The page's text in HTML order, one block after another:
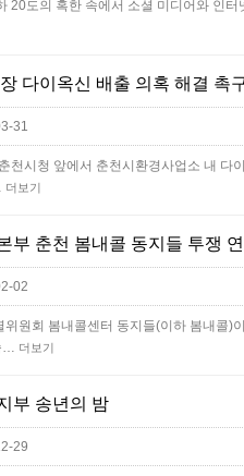
20도의 혹한 속에서 소셜 미디어와 인
다이옥신 배출 의혹 해결 촉
31
천시청 앞에서 춘천시환경사업소 내
더보기
부 춘천 봄내콜 동지들 투쟁
02
원회 봄내콜센터 동지들(이하 봄내콜
… 더보기
부 송년의 밤
29